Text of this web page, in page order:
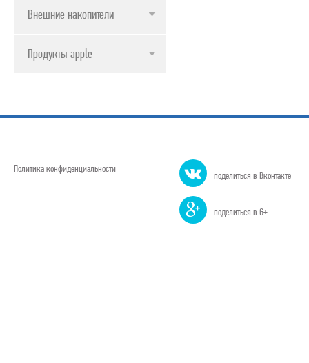
Внешние накопители
Продукты apple
Политика конфиденциальности
поделиться в Вконтакте
поделиться в G+